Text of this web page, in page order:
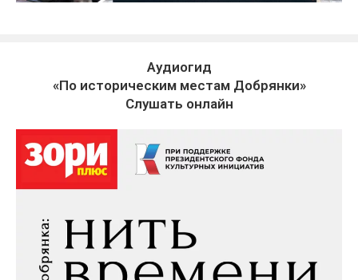
Аудиогид
«По историческим местам Добрянки»
Слушать онлайн